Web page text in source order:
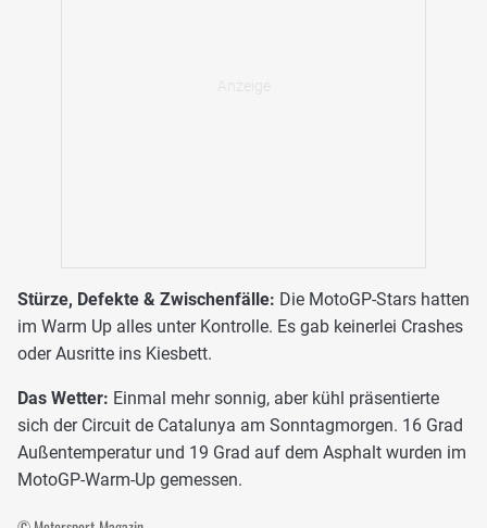
Stürze, Defekte & Zwischenfälle: Die MotoGP-Stars hatten
im Warm Up alles unter Kontrolle. Es gab keinerlei Crashes
oder Ausritte ins Kiesbett.
Das Wetter: Einmal mehr sonnig, aber kühl präsentierte
sich der Circuit de Catalunya am Sonntagmorgen. 16 Grad
Außentemperatur und 19 Grad auf dem Asphalt wurden im
MotoGP-Warm-Up gemessen.